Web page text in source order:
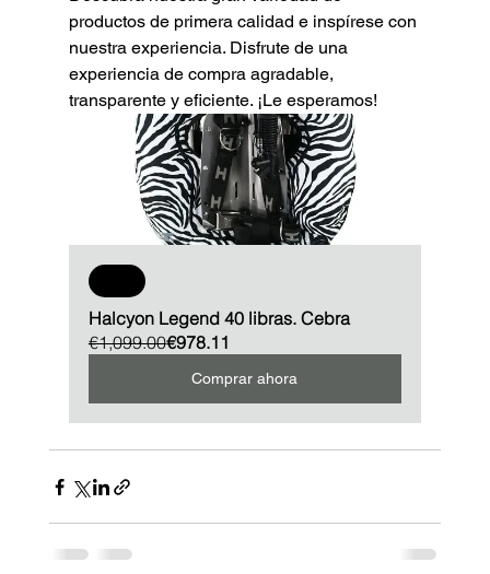
productos de primera calidad e inspírese con
nuestra experiencia. Disfrute de una
experiencia de compra agradable,
transparente y eficiente. ¡Le esperamos!
Halcyon Legend 40 libras. Cebra
€1,099.00€978.11
Comprar ahora